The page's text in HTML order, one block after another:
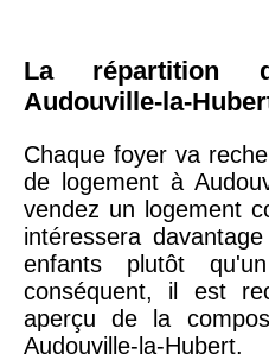
La répartition
Audouville-la-
Chaque foyer va
de logement à
vendez un logement
intéressera
enfants plutôt
conséquent, il est
aperçu de la
Audouville-la-Hubert.